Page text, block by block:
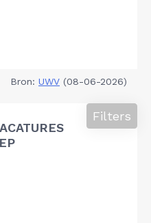
Bron: UWV (08-06-2026)
Filters